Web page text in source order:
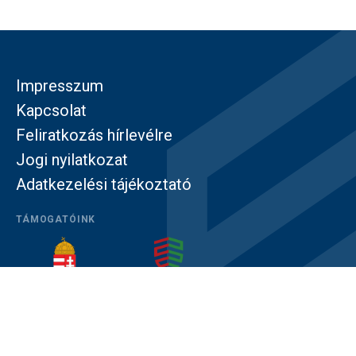
Impresszum
Kapcsolat
Feliratkozás hírlevélre
Jogi nyilatkozat
Adatkezelési tájékoztató
TÁMOGATÓINK